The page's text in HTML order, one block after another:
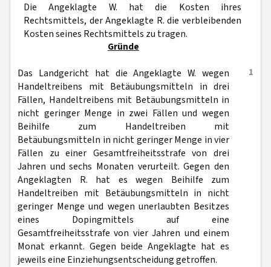
Die Angeklagte W. hat die Kosten ihres
Rechtsmittels, der Angeklagte R. die verbleibenden
Kosten seines Rechtsmittels zu tragen.
Gründe
1
Das Landgericht hat die Angeklagte W. wegen
Handeltreibens mit Betäubungsmitteln in drei
Fällen, Handeltreibens mit Betäubungsmitteln in
nicht geringer Menge in zwei Fällen und wegen
Beihilfe zum Handeltreiben mit
Betäubungsmitteln in nicht geringer Menge in vier
Fällen zu einer Gesamtfreiheitsstrafe von drei
Jahren und sechs Monaten verurteilt. Gegen den
Angeklagten R. hat es wegen Beihilfe zum
Handeltreiben mit Betäubungsmitteln in nicht
geringer Menge und wegen unerlaubten Besitzes
eines Dopingmittels auf eine
Gesamtfreiheitsstrafe von vier Jahren und einem
Monat erkannt. Gegen beide Angeklagte hat es
jeweils eine Einziehungsentscheidung getroffen.